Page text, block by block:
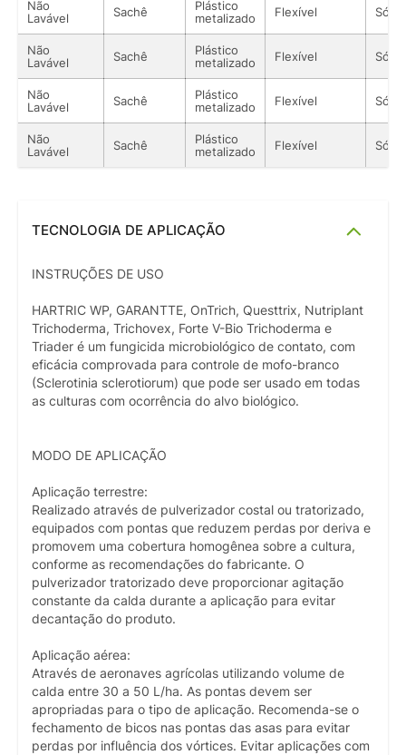
Não
Lavável
Sachê
Plástico
metalizado
Flexível
Não
Lavável
Sachê
Plástico
metalizado
Flexível
Não
Lavável
Sachê
Plástico
metalizado
Flexível
Não
Lavável
Sachê
Plástico
metalizado
Flexível
TECNOLOGIA DE APLICAÇÃO
INSTRUÇÕES DE USO
HARTRIC WP, GARANTTE, OnTrich, Questtrix, Nutriplant
Trichoderma, Trichovex, Forte V-Bio Trichoderma e
Triader é um fungicida microbiológico de contato, com
eficácia comprovada para controle de mofo-branco
(Sclerotinia sclerotiorum) que pode ser usado em todas
as culturas com ocorrência do alvo biológico.
MODO DE APLICAÇÃO
Aplicação terrestre:
Realizado através de pulverizador costal ou tratorizado,
equipados com pontas que reduzem perdas por deriva e
promovem uma cobertura homogênea sobre a cultura,
conforme as recomendações do fabricante. O
pulverizador tratorizado deve proporcionar agitação
constante da calda durante a aplicação para evitar
decantação do produto.
Aplicação aérea:
Através de aeronaves agrícolas utilizando volume de
calda entre 30 a 50 L/ha. As pontas devem ser
apropriadas para o tipo de aplicação. Recomenda-se o
fechamento de bicos nas pontas das asas para evitar
perdas por influência dos vórtices. Evitar aplicações com